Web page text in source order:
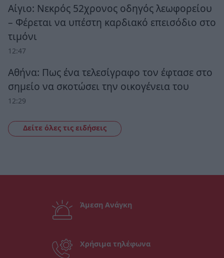
Αίγιο: Νεκρός 52χρονος οδηγός λεωφορείου
– Φέρεται να υπέστη καρδιακό επεισόδιο στο
τιμόνι
12:47
Αθήνα: Πως ένα τελεσίγραφο τον έφτασε στο
σημείο να σκοτώσει την οικογένεια του
12:29
Δείτε όλες τις ειδήσεις
Άμεση Ανάγκη
Χρήσιμα τηλέφωνα